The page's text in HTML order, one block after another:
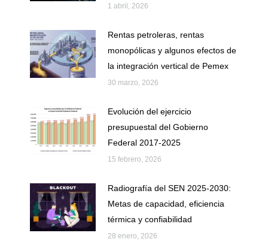
1 abril, 2026
Rentas petroleras, rentas
monopólicas y algunos efectos de
la integración vertical de Pemex
30 marzo, 2026
Evolución del ejercicio
presupuestal del Gobierno
Federal 2017-2025
15 febrero, 2026
Radiografía del SEN 2025-2030:
Metas de capacidad, eficiencia
térmica y confiabilidad
28 enero, 2026